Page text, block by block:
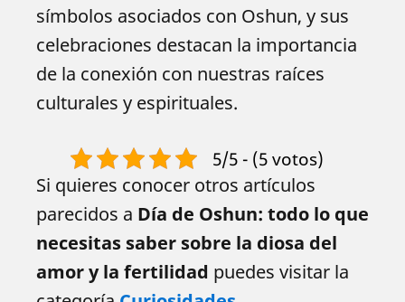
símbolos asociados con Oshun, y sus
celebraciones destacan la importancia
de la conexión con nuestras raíces
culturales y espirituales.
5/5 - (5 votos)
Si quieres conocer otros artículos
parecidos a Día de Oshun: todo lo que
necesitas saber sobre la diosa del
amor y la fertilidad puedes visitar la